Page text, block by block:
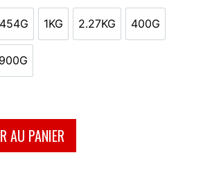
454G
454G
1KG
1KG
2.27KG
2.27KG
400G
400G
900G
900G
AU PANIER